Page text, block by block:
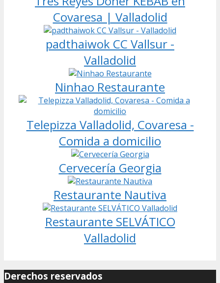
Covaresa | Valladolid
padthaiwok CC Vallsur -
Valladolid
Ninhao Restaurante
Telepizza Valladolid, Covaresa -
Comida a domicilio
Cervecería Georgia
Restaurante Nautiva
Restaurante SELVÁTICO
Valladolid
Derechos reservados